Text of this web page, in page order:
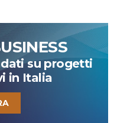
su progetti
in Italia